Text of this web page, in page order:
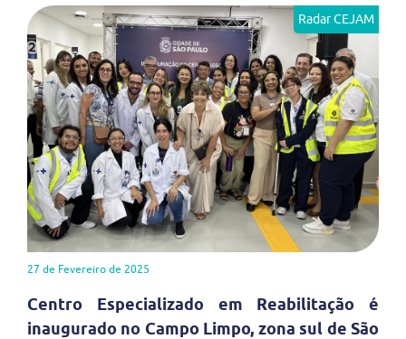
Radar CEJAM
27 de Fevereiro de 2025
Centro Especializado em Reabilitação é
inaugurado no Campo Limpo, zona sul de São